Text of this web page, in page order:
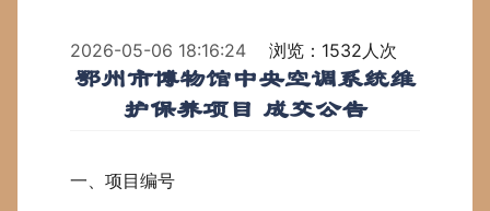
2026-05-06 18:16:24 浏览：1532人次
鄂州市博物馆中央空调系统维
护保养项目 成交公告
一、项目编号